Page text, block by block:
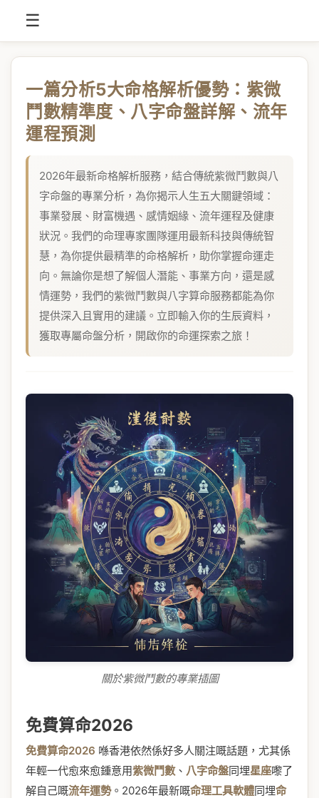
☰
一篇分析5大命格解析優勢：紫微
鬥數精準度、八字命盤詳解、流年
運程預測
2026年最新命格解析服務，結合傳統紫微鬥數與八
字命盤的專業分析，為你揭示人生五大關鍵領域：
事業發展、財富機遇、感情姻緣、流年運程及健康
狀況。我們的命理專家團隊運用最新科技與傳統智
慧，為你提供最精準的命格解析，助你掌握命運走
向。無論你是想了解個人潛能、事業方向，還是感
情運勢，我們的紫微鬥數與八字算命服務都能為你
提供深入且實用的建議。立即輸入你的生辰資料，
獲取專屬命盤分析，開啟你的命運探索之旅！
關於紫微鬥數的專業插圖
免費算命2026
免費算命2026 喺香港依然係好多人關注嘅話題，尤其係
年輕一代愈來愈鍾意用紫微鬥數、 八字命盤同埋星座嚟了
解自己嘅流年運勢。2026年最新嘅命理工具軟體同埋命